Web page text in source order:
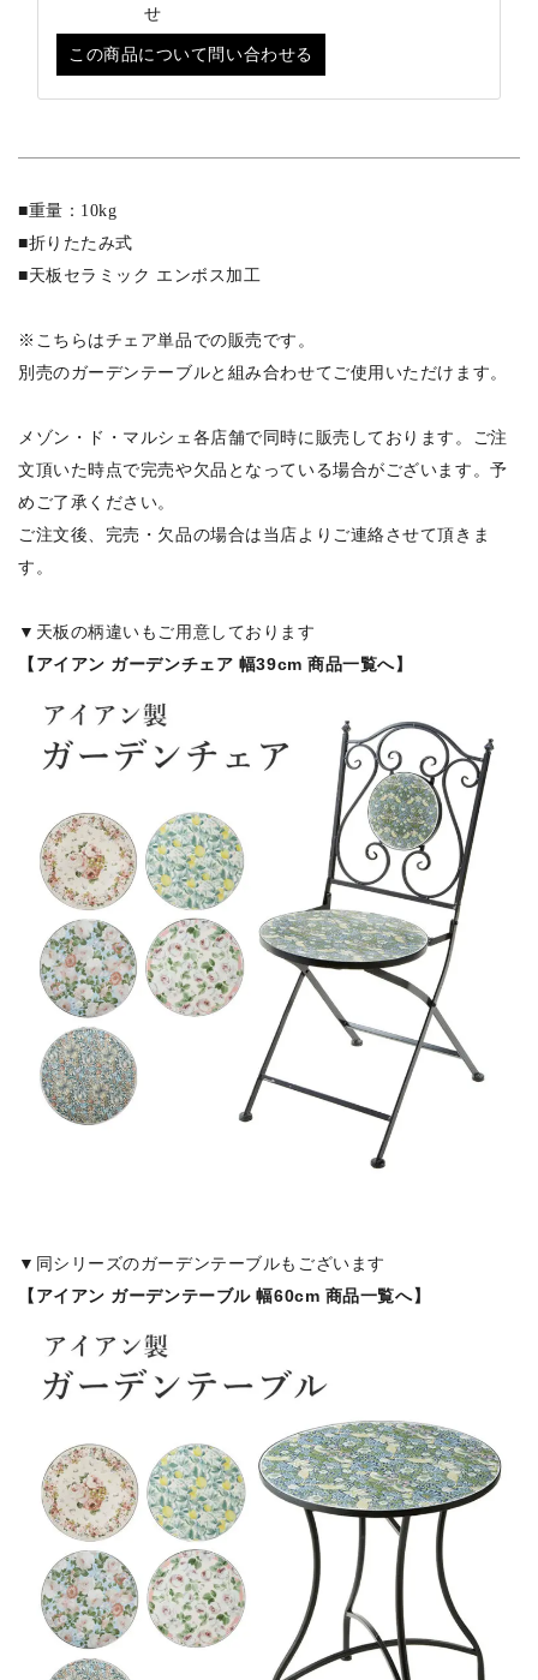
せ
この商品について問い合わせる
■重量：10kg
■折りたたみ式
■天板セラミック エンボス加工
※こちらはチェア単品での販売です。
別売のガーデンテーブルと組み合わせてご使用いただけます。
メゾン・ド・マルシェ各店舗で同時に販売しております。ご注
文頂いた時点で完売や欠品となっている場合がございます。予
めご了承ください。
ご注文後、完売・欠品の場合は当店よりご連絡させて頂きま
す。
▼天板の柄違いもご用意しております
【アイアン ガーデンチェア 幅39cm 商品一覧へ】
▼同シリーズのガーデンテーブルもございます
【アイアン ガーデンテーブル 幅60cm 商品一覧へ】